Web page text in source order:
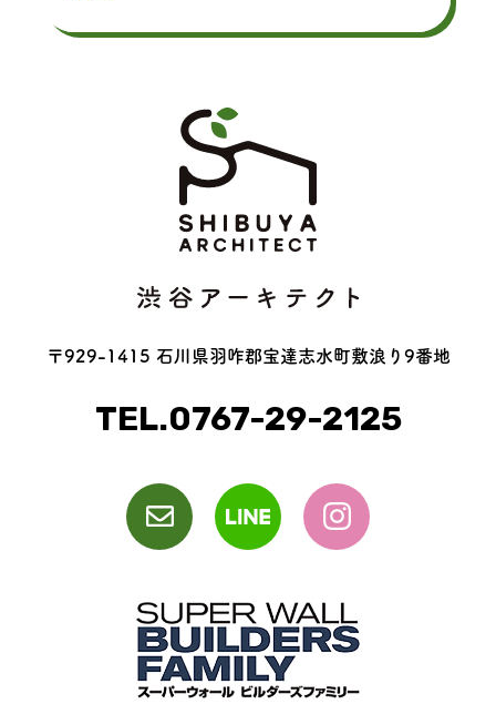
〒929-1415 石川県羽咋郡宝達志水町敷浪り9番地
TEL.0767-29-2125